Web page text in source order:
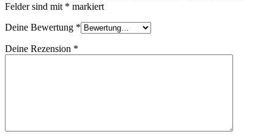
Felder sind mit * markiert
Deine Bewertung *
Deine Rezension *